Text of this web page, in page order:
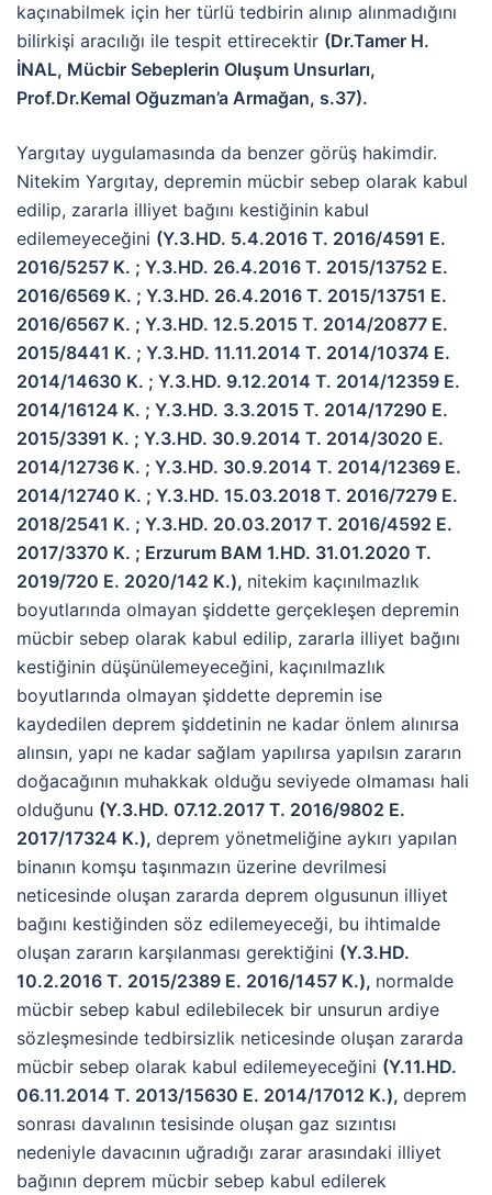
kaçınabilmek için her türlü tedbirin alınıp alınmadığını
bilirkişi aracılığı ile tespit ettirecektir (Dr.Tamer H.
İNAL, Mücbir Sebeplerin Oluşum Unsurları,
Prof.Dr.Kemal Oğuzman’a Armağan, s.37).
Yargıtay uygulamasında da benzer görüş hakimdir.
Nitekim Yargıtay, depremin mücbir sebep olarak kabul
edilip, zararla illiyet bağını kestiğinin kabul
edilemeyeceğini (Y.3.HD. 5.4.2016 T. 2016/4591 E.
2016/5257 K. ; Y.3.HD. 26.4.2016 T. 2015/13752 E.
2016/6569 K. ; Y.3.HD. 26.4.2016 T. 2015/13751 E.
2016/6567 K. ; Y.3.HD. 12.5.2015 T. 2014/20877 E.
2015/8441 K. ; Y.3.HD. 11.11.2014 T. 2014/10374 E.
2014/14630 K. ; Y.3.HD. 9.12.2014 T. 2014/12359 E.
2014/16124 K. ; Y.3.HD. 3.3.2015 T. 2014/17290 E.
2015/3391 K. ; Y.3.HD. 30.9.2014 T. 2014/3020 E.
2014/12736 K. ; Y.3.HD. 30.9.2014 T. 2014/12369 E.
2014/12740 K. ; Y.3.HD. 15.03.2018 T. 2016/7279 E.
2018/2541 K. ; Y.3.HD. 20.03.2017 T. 2016/4592 E.
2017/3370 K. ; Erzurum BAM 1.HD. 31.01.2020 T.
2019/720 E. 2020/142 K.), nitekim kaçınılmazlık
boyutlarında olmayan şiddette gerçekleşen depremin
mücbir sebep olarak kabul edilip, zararla illiyet bağını
kestiğinin düşünülemeyeceğini, kaçınılmazlık
boyutlarında olmayan şiddette depremin ise
kaydedilen deprem şiddetinin ne kadar önlem alınırsa
alınsın, yapı ne kadar sağlam yapılırsa yapılsın zararın
doğacağının muhakkak olduğu seviyede olmaması hali
olduğunu (Y.3.HD. 07.12.2017 T. 2016/9802 E.
2017/17324 K.), deprem yönetmeliğine aykırı yapılan
binanın komşu taşınmazın üzerine devrilmesi
neticesinde oluşan zararda deprem olgusunun illiyet
bağını kestiğinden söz edilemeyeceği, bu ihtimalde
oluşan zararın karşılanması gerektiğini (Y.3.HD.
10.2.2016 T. 2015/2389 E. 2016/1457 K.), normalde
mücbir sebep kabul edilebilecek bir unsurun ardiye
sözleşmesinde tedbirsizlik neticesinde oluşan zararda
mücbir sebep olarak kabul edilemeyeceğini (Y.11.HD.
06.11.2014 T. 2013/15630 E. 2014/17012 K.), deprem
sonrası davalının tesisinde oluşan gaz sızıntısı
nedeniyle davacının uğradığı zarar arasındaki illiyet
bağının deprem mücbir sebep kabul edilerek